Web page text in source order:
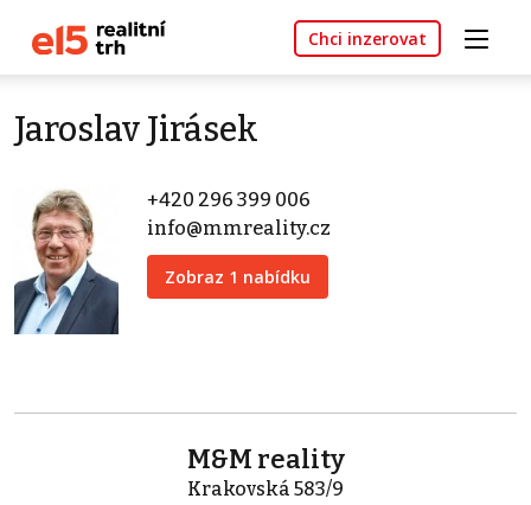
Chci inzerovat
Jaroslav Jirásek
+420 296 399 006
info@mmreality.cz
Zobraz 1 nabídku
M&M reality
Krakovská 583/9